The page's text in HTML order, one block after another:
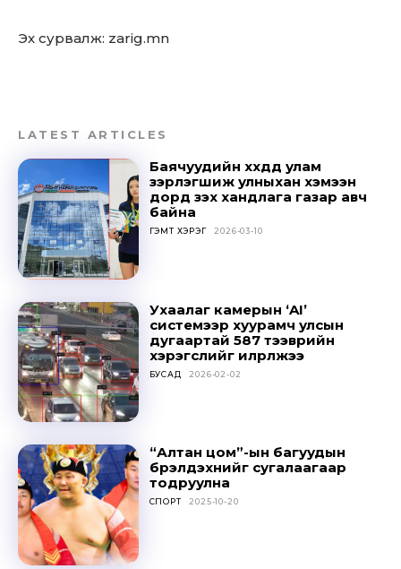
Эх сурвалж: zarig.mn
LATEST ARTICLES
Баячуудийн хүүхдүүд улам
зэрлэгшиж улныхан хэмээн
дорд үзэх хандлага газар авч
байна
ГЭМТ ХЭРЭГ 2026-03-10
Ухаалаг камерын ‘AI’
системээр хуурамч улсын
дугаартай 587 тээврийн
хэрэгслийг илрүүлжээ
БУСАД 2026-02-02
“Алтан цом”-ын багуудын
бүрэлдэхүүнийг сугалаагаар
тодруулна
СПОРТ 2025-10-20